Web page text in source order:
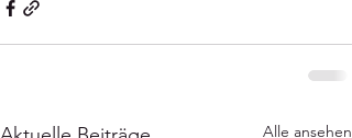
Alle ansehen